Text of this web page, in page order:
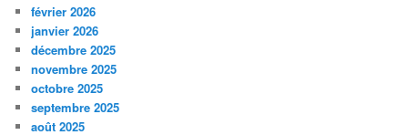
février 2026
janvier 2026
décembre 2025
novembre 2025
octobre 2025
septembre 2025
août 2025